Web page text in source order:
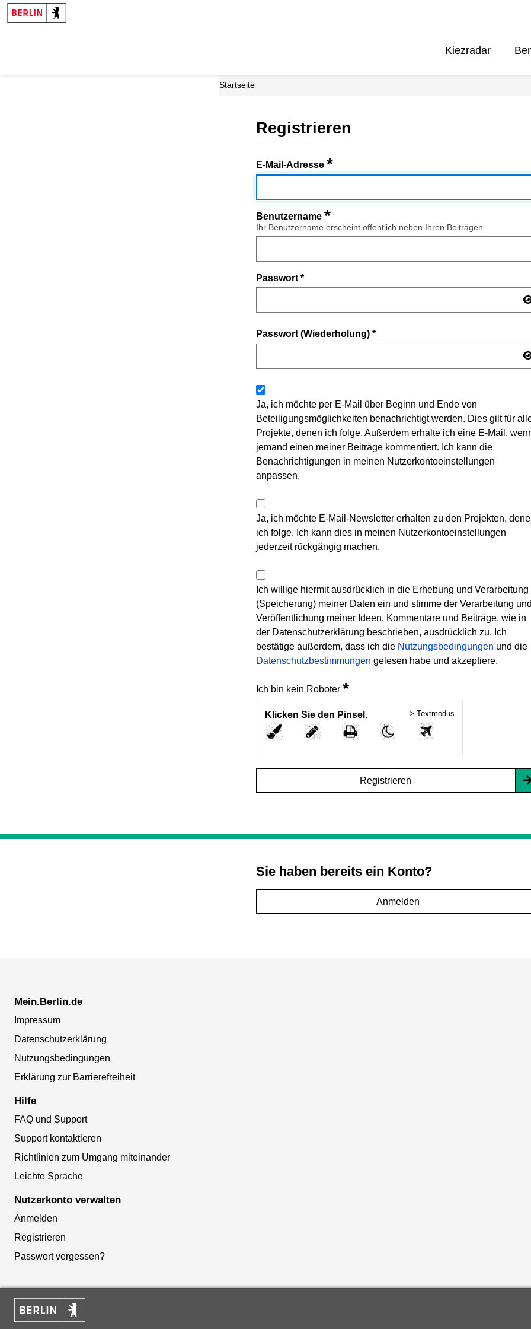
Kiezradar
Startseite
Registrieren
E-Mail-Adresse *
Benutzername *
Ihr Benutzername erscheint öffentlich neben Ihren Beiträgen.
Passwort *
Passwort (Wiederholung) *
Ja, ich möchte per E-Mail über Beginn und Ende von
Beteiligungsmöglichkeiten benachrichtigt werden. Dies gilt für
Projekte, denen ich folge. Außerdem erhalte ich eine E-Mail,
jemand einen meiner Beiträge kommentiert. Ich kann die
Benachrichtigungen in meinen Nutzerkontoeinstellungen
anpassen.
Ja, ich möchte E-Mail-Newsletter erhalten zu den Projekten,
ich folge. Ich kann dies in meinen Nutzerkontoeinstellungen
jederzeit rückgängig machen.
Ich willige hiermit ausdrücklich in die Erhebung und Verarbeitung
(Speicherung) meiner Daten ein und stimme der Verarbeitung und
Veröffentlichung meiner Ideen, Kommentare und Beiträge, wie in
der Datenschutzerklärung beschrieben, ausdrücklich zu. Ich
bestätige außerdem, dass ich die Nutzungsbedingungen und die
Datenschutzbestimmungen gelesen habe und akzeptiere.
Ich bin kein Roboter *
Klicken Sie den Pinsel. > Textmodus
Registrieren
Sie haben bereits ein Konto?
Anmelden
Mein.Berlin.de
Impressum
Datenschutzerklärung
Nutzungsbedingungen
Erklärung zur Barrierefreiheit
Hilfe
FAQ und Support
Support kontaktieren
Richtlinien zum Umgang miteinander
Leichte Sprache
Nutzerkonto verwalten
Anmelden
Registrieren
Passwort vergessen?